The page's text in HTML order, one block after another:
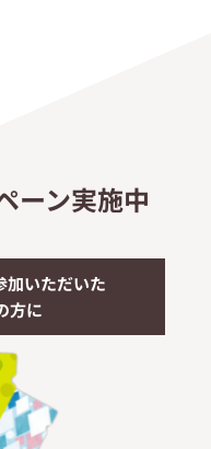
ーン実施中
加いただいた
方に